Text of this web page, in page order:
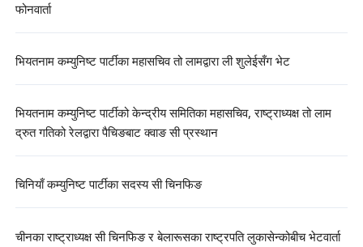
फोनवार्ता
भियतनाम कम्युनिष्ट पार्टीका महासचिव तो लामद्वारा ली शुलेईसँग भेट
भियतनाम कम्युनिष्ट पार्टीको केन्द्रीय समितिका महासचिव, राष्ट्राध्यक्ष तो लाम
द्रुत गतिको रेलद्वारा पैचिङबाट क्वाङ सी प्रस्थान
चिनियाँ कम्युनिष्ट पार्टीका सदस्य सी चिनफिङ
चीनका राष्ट्राध्यक्ष सी चिनफिङ र बेलारूसका राष्ट्रपति लुकासेन्कोबीच भेटवार्ता